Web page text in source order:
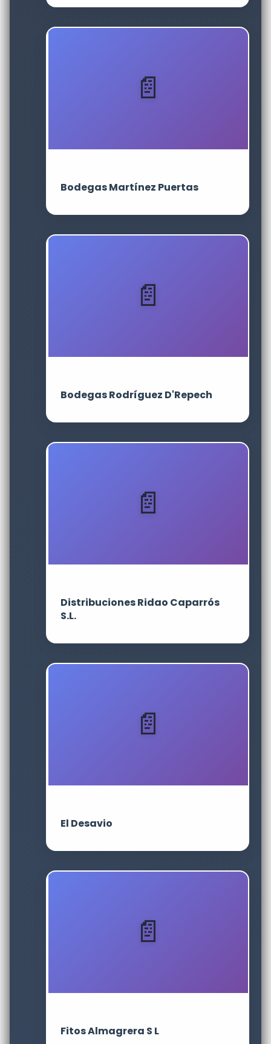
Bodegas Martínez Puertas
Bodegas Rodríguez D'Repech
Distribuciones Ridao Caparrós
S.L.
El Desavio
Fitos Almagrera S L